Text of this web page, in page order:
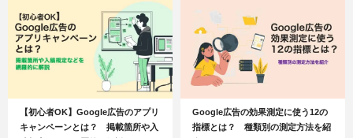
【初心者OK】Google広告のアプリ
キャンペーンとは？ 掲載箇所や入
Google広告の効果測定に使う12の
指標とは？ 種類別の測定方法を紹